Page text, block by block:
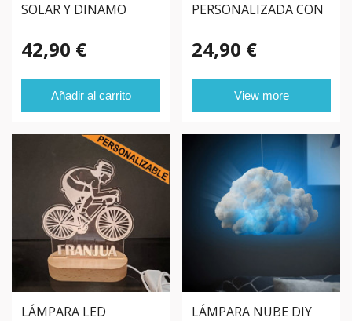
SOLAR Y DINAMO
42,90 €
Añadir al carrito
PERSONALIZADA CON
24,90 €
View more
LÁMPARA LED
LÁMPARA NUBE DIY